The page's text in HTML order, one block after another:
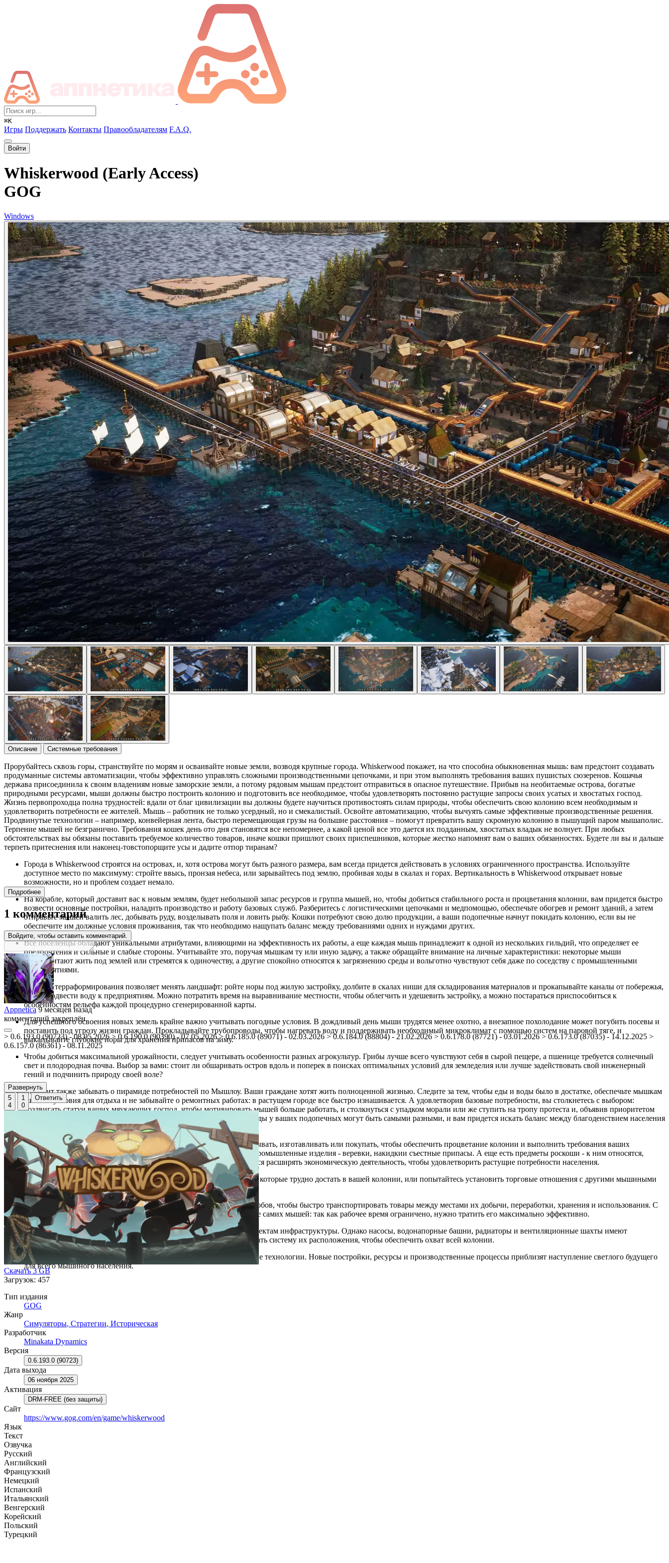
⌘K
Игры Поддержать Контакты Правообладателям F.A.Q.
Войти
Whiskerwood (Early Access)
GOG
Windows
Описание Системные требования
Прорубайтесь сквозь горы, странствуйте по морям и осваивайте новые земли, возводя крупные города. Whiskerwood покажет, на что способна обыкновенная мышь: вам предстоит создавать
продуманные системы автоматизации, чтобы эффективно управлять сложными производственными цепочками, и при этом выполнять требования ваших пушистых сюзеренов. Кошачья
держава присоединила к своим владениям новые заморские земли, а потому рядовым мышам предстоит отправиться в опасное путешествие. Прибыв на необитаемые острова, богатые
природными ресурсами, мыши должны быстро построить колонию и подготовить все необходимое, чтобы удовлетворять постоянно растущие запросы своих усатых и хвостатых господ.
Жизнь первопроходца полна трудностей: вдали от благ цивилизации вы должны будете научиться противостоять силам природы, чтобы обеспечить свою колонию всем необходимым и
удовлетворить потребности ее жителей. Мышь – работник не только усердный, но и смекалистый. Освойте автоматизацию, чтобы вычуять самые эффективные производственные решения.
Продвинутые технологии – например, конвейерная лента, быстро перемещающая грузы на большие расстояния – помогут превратить вашу скромную колонию в пышущий паром мышаполис.
Терпение мышей не безгранично. Требования кошек день ото дня становятся все непомернее, а какой ценой все это дается их подданным, хвостатых владык не волнует. При любых
обстоятельствах вы обязаны поставить требуемое количество товаров, иначе кошки пришлют своих приспешников, которые жестко напомнят вам о ваших обязанностях. Будете ли вы и дальше
терпеть притеснения или наконец-товстопорщите усы и дадите отпор тиранам?
Города в Whiskerwood строятся на островах, и, хотя острова могут быть разного размера, вам всегда придется действовать в условиях ограниченного пространства. Используйте
доступное место по максимуму: стройте ввысь, пронзая небеса, или зарывайтесь под землю, пробивая ходы в скалах и горах. Вертикальность в Whiskerwood открывает новые
возможности, но и проблем создает немало.
На корабле, который доставит вас к новым землям, будет небольшой запас ресурсов и группа мышей, но, чтобы добиться стабильного роста и процветания колонии, вам придется быстро
возвести основные постройки, наладить производство и работу базовых служб. Разберитесь с логистическими цепочками и медпомощью, обеспечьте обогрев и ремонт зданий, а затем
отправьте мышей валить лес, добывать руду, возделывать поля и ловить рыбу. Кошки потребуют свою долю продукции, а ваши подопечные начнут покидать колонию, если вы не
обеспечите им должные условия проживания, так что необходимо нащупать баланс между требованиями одних и нуждами других.
Все поселенцы обладают уникальными атрибутами, влияющими на эффективность их работы, а еще каждая мышь принадлежит к одной из нескольких гильдий, что определяет ее
предпочтения и сильные и слабые стороны. Учитывайте это, поручая мышкам ту или иную задачу, а также обращайте внимание на личные характеристики: некоторые мыши
предпочитают жить под землей или стремятся к одиночеству, а другие спокойно относятся к загрязнению среды и вольготно чувствуют себя даже по соседству с промышленными
предприятиями.
Система терраформирования позволяет менять ландшафт: ройте норы под жилую застройку, долбите в скалах ниши для складирования материалов и прокапывайте каналы от побережья,
чтобы подвести воду к предприятиям. Можно потратить время на выравнивание местности, чтобы облегчить и удешевить застройку, а можно постараться приспособиться к
особенностям рельефа каждой процедурно сгенерированной карты.
Для успешного освоения новых земель крайне важно учитывать погодные условия. В дождливый день мыши трудятся менее охотно, а внезапное похолодание может погубить посевы и
поставить под угрозу жизни граждан. Прокладывайте трубопроводы, чтобы нагревать воду и поддерживать необходимый микроклимат с помощью систем на паровой тяге, и
выкапывайте глубокие норы для хранения припасов на зиму.
Чтобы добиться максимальной урожайности, следует учитывать особенности разных агрокультур. Грибы лучше всего чувствуют себя в сырой пещере, а пшенице требуется солнечный
свет и плодородная почва. Выбор за вами: стоит ли обшаривать остров вдоль и поперек в поисках оптимальных условий для земледелия или лучше задействовать свой инженерный
гений и подчинить природу своей воле?
Не стоит также забывать о пирамиде потребностей по Мышлоу. Ваши граждане хотят жить полноценной жизнью. Следите за тем, чтобы еды и воды было в достатке, обеспечьте мышкам
жилье и условия для отдыха и не забывайте о ремонтных работах: в растущем городе все быстро изнашивается. А удовлетворив базовые потребности, вы столкнетесь с выбором:
воздвигать статуи ваших мяукающих господ, чтобы мотивировать мышей больше работать, и столкнуться с упадком морали или же ступить на тропу протеста и, объявив приоритетом
счастье граждан, начать строить прекрасные парки и фонтаны? Нужды у ваших подопечных могут быть самыми разными, и вам придется искать баланс между благоденствием населения
и требованиями нависшей над вами когтистой лапы.
В Whiskerwood представлено 40 видов товаров, которые можно добывать, изготавливать или покупать, чтобы обеспечить процветание колонии и выполнить требования ваших
сюзеренов. Есть сырье, такое как руда, древесина и пшеница. Есть промышленные изделия - веревки, накидкии съестные припасы. А еще есть предметы роскоши - к ним относятся,
например, специи, чай и мебель. По мере роста колонии вам придется расширять экономическую деятельность, чтобы удовлетворить растущие потребности населения.
Выполняйте требования кошек, чтобы получить предметы роскоши, которые трудно достать в вашей колонии, или попытайтесь установить торговые отношения с другими мышиными
колониями и главарями пиратов.
Стройте хитросплетения конвейеров, пандусов, подъемников и желобов, чтобы быстро транспортировать товары между местами их добычи, переработки, хранения и использования. С
помощью этих же инструментов вы сможете ускорить передвижение самих мышей: так как рабочее время ограничено, нужно тратить его максимально эффективно.
Прокладывайте трубы, по которым вода и пар будут поступать к объектам инфраструктуры. Однако насосы, водонапорные башни, радиаторы и вентиляционные шахты имеют
ограниченную область действия, поэтому нужно тщательно продумать систему их расположения, чтобы обеспечить охват всей колонии.
Стройте исследовательские лаборатории, чтобы разрабатывать новые технологии. Новые постройки, ресурсы и производственные процессы приблизят наступление светлого будущего
для всего мышиного населения.
Подробнее
1 комментарий
Войдите, чтобы оставить комментарий.
Appnetica 9 месяцев назад
комментарий закреплён
> 0.6.193.0 (90723) - 08.05.2026 > 0.6.190.0 (90390) - 07.05.2026 > 0.6.185.0 (89071) - 02.03.2026 > 0.6.184.0 (88804) - 21.02.2026 > 0.6.178.0 (87721) - 03.01.2026 > 0.6.173.0 (87035) - 14.12.2025 >
0.6.157.0 (86361) - 08.11.2025
Развернуть
5
4
1
0
Ответить
Скачать3 GB
Загрузок: 457
Тип издания
GOG
Жанр
Симуляторы, Стратегии, Историческая
Разработчик
Minakata Dynamics
Версия
0.6.193.0 (90723)
Дата выхода
06 ноября 2025
Активация
DRM-FREE (без защиты)
Сайт
https://www.gog.com/en/game/whiskerwood
Язык
Текст
Озвучка
Русский
Английский
Французский
Немецкий
Испанский
Итальянский
Венгерский
Корейский
Польский
Турецкий